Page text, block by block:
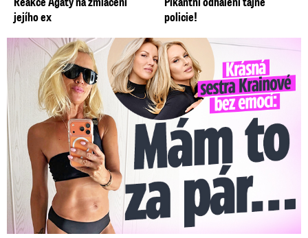
jejího ex
policie!
Krásná sestra Krainové bez emocí: Mám to za pár…